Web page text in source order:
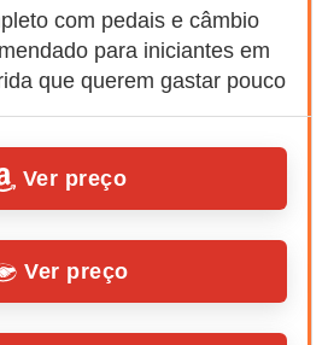
com pedais e câmbio
para iniciantes em
que querem gastar pouco
Ver preço
Ver preço